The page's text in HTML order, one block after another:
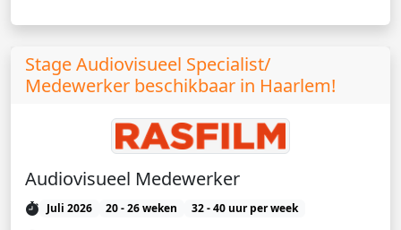
Stage Audiovisueel Specialist/
Medewerker beschikbaar in Haarlem!
Audiovisueel Medewerker
Juli 2026 20 - 26 weken
32 - 40 uur per week